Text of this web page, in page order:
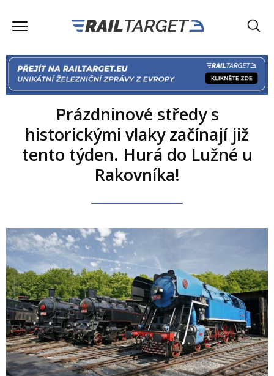
Prázdninové středy s
historickými vlaky začínají již
tento týden. Hurá do Lužné u
Rakovníka!